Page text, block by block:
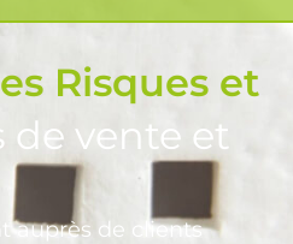
Risques et
vente et
auprès de clients